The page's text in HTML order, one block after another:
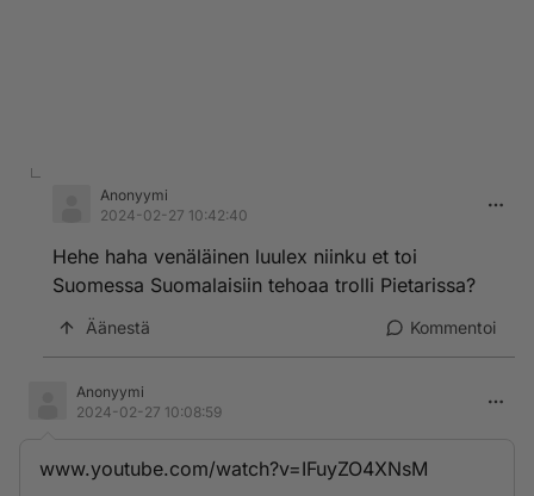
Anonyymi
2024-02-27 10:42:40
Hehe haha venäläinen luulex niinku et toi
Suomessa Suomalaisiin tehoaa trolli Pietarissa?
Äänestä Kommentoi
Anonyymi
2024-02-27 10:08:59
www.youtube.com/watch?v=IFuyZO4XNsM